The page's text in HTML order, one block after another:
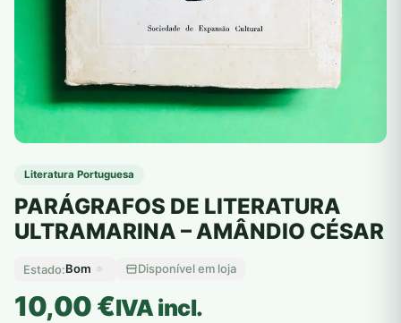
Literatura Portuguesa
PARÁGRAFOS DE LITERATURA
ULTRAMARINA – AMÂNDIO CÉSAR
Estado:Bom Disponível em loja
10,00€IVA incl.